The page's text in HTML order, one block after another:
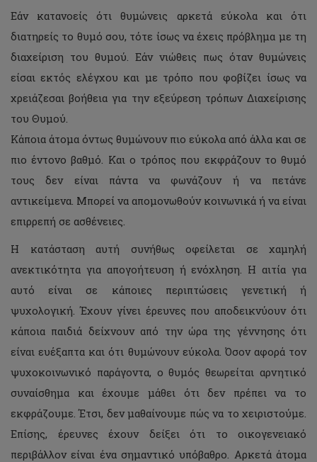
Εάν κατανοείς ότι θυμώνεις αρκετά εύκολα και ότι
διατηρείς το θυμό σου, τότε ίσως να έχεις πρόβλημα με τη
διαχείριση του θυμού. Εάν νιώθεις πως όταν θυμώνεις
είσαι εκτός ελέγχου και με τρόπο που φοβίζει ίσως να
χρειάζεσαι βοήθεια για την εξεύρεση τρόπων Διαχείρισης
του Θυμού.
Κάποια άτομα όντως θυμώνουν πιο εύκολα από άλλα και σε
πιο έντονο βαθμό. Και ο τρόπος που εκφράζουν το θυμό
τους δεν είναι πάντα να φωνάζουν ή να πετάνε
αντικείμενα. Μπορεί να απομονωθούν κοινωνικά ή να είναι
επιρρεπή σε ασθένειες.
Η κατάσταση αυτή συνήθως οφείλεται σε χαμηλή
ανεκτικότητα για απογοήτευση ή ενόχληση. Η αιτία για
αυτό είναι σε κάποιες περιπτώσεις γενετική ή
ψυχολογική. Έχουν γίνει έρευνες που αποδεικνύουν ότι
κάποια παιδιά δείχνουν από την ώρα της γέννησης ότι
είναι ευέξαπτα και ότι θυμώνουν εύκολα. Όσον αφορά τον
ψυχοκοινωνικό παράγοντα, ο θυμός θεωρείται αρνητικό
συναίσθημα και έχουμε μάθει ότι δεν πρέπει να το
εκφράζουμε. Έτσι, δεν μαθαίνουμε πώς να το χειριστούμε.
Επίσης, έρευνες έχουν δείξει ότι το οικογενειακό
περιβάλλον είναι ένα σημαντικό υπόβαθρο. Αρκετά άτομα